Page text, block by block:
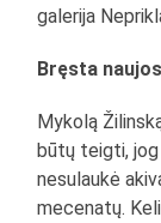
galerija
Bręsta
Mykolą
būtų teigti,
nesulaukė
mecenatų.